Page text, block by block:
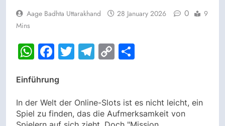
Aage Badhta Uttarakhand 28 January 2026 0
9
Mins
WhatsApp
Facebook
Twitter
Telegram
Copy
Einführung
In der Welt der Online-Slots ist es nicht leicht, ein
Spiel zu finden, das die Aufmerksamkeit von